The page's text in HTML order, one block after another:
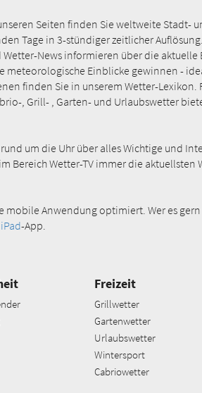
Seiten finden Sie weltweite Stadt-
Tage in 3-stündiger zeitlicher
News informieren über die
Einblicke gewinnen -
finden Sie in unserem Wetter-Lexikon.
, Grill- , Garten- und Urlaubswetter
um die Uhr über alles Wichtige und
Bereich Wetter-TV immer die aktuellsten
Anwendung optimiert. Wer es
iPad-App.
Freizeit
Grillwetter
Gartenwetter
Urlaubswetter
Wintersport
Cabriowetter